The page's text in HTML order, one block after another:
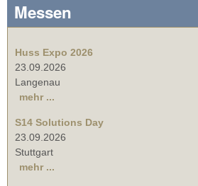
Messen
Huss Expo 2026
23.09.2026
Langenau
mehr ...
S14 Solutions Day
23.09.2026
Stuttgart
mehr ...